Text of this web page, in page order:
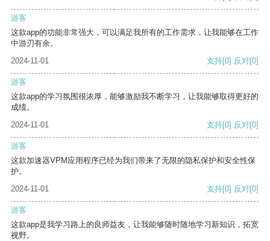
游客
这款app的功能非常强大，可以满足我所有的工作需求，让我能够在工作
中游刃有余。
2024-11-01
支持[0] 反对[0]
游客
这款app的学习氛围很浓厚，能够激励我不断学习，让我能够取得更好的
成绩。
2024-11-01
支持[0] 反对[0]
游客
这款加速器VPM应用程序已经为我们带来了无限的隐私保护和安全性保
护。
2024-11-01
支持[0] 反对[0]
游客
这款app是我学习路上的良师益友，让我能够随时随地学习新知识，拓宽
视野。